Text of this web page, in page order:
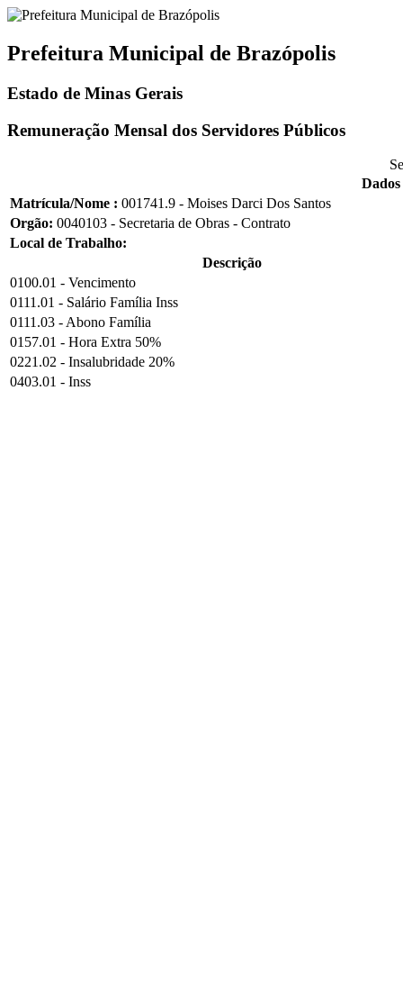
Prefeitura Municipal de Brazópolis
Estado de Minas Gerais
Remuneração Mensal dos Servidores Públicos
Matrícula/Nome : 001741.9 - Moises Darci Dos Santos
Orgão: 0040103 - Secretaria de Obras - Contrato
Local de Trabalho:
Descrição
0100.01 - Vencimento
0111.01 - Salário Família Inss
0111.03 - Abono Família
0157.01 - Hora Extra 50%
0221.02 - Insalubridade 20%
0403.01 - Inss